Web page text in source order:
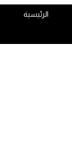
الرئيسية